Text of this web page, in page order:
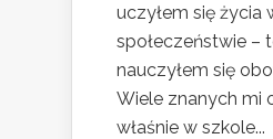
uczyłem się życia
społeczeństwie –
nauczyłem się
Wiele znanych mi
właśnie w szkole...